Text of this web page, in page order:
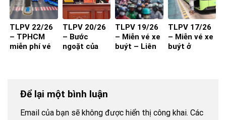
TLPV 22/26
– TPHCM
miễn phí vé
buýt đột
TLPV 20/26
– Bước
ngoặt của
TLPV 19/26
– Miễn vé xe
buýt – Liên
TLPV 17/26
– Miễn vé xe
buýt ở
Để lại một bình luận
Email của bạn sẽ không được hiển thị công khai. Các